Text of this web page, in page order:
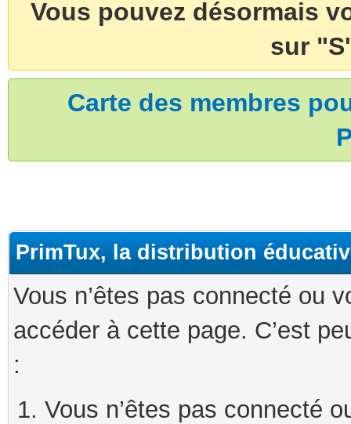
Vous pouvez désormais
sur
Carte des membres
PrimTux, la distribution
Vous n’êtes pas connecté ou
accéder à cette page. C’est
:
Vous n’êtes pas connecté